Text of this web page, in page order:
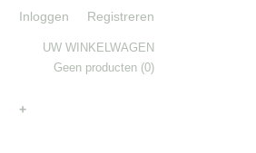
Inloggen Registreren
UW WINKELWAGEN
Geen producten (0)
+